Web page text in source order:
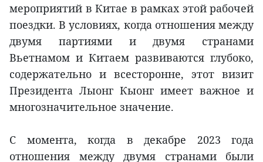
мероприятий в Китае в рамках этой рабочей
поездки. В условиях, когда отношения между
двумя партиями и двумя странами
Вьетнамом и Китаем развиваются глубоко,
содержательно и всесторонне, этот визит
Президента Лыонг Кыонг имеет важное и
многозначительное значение.
С момента, когда в декабре 2023 года
отношения между двумя странами были